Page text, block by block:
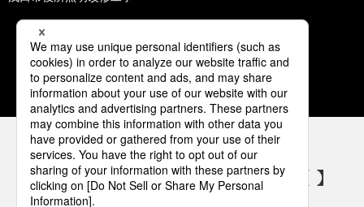
1 2 3 4 5
パナソニックの電気設備 SNSアカウント